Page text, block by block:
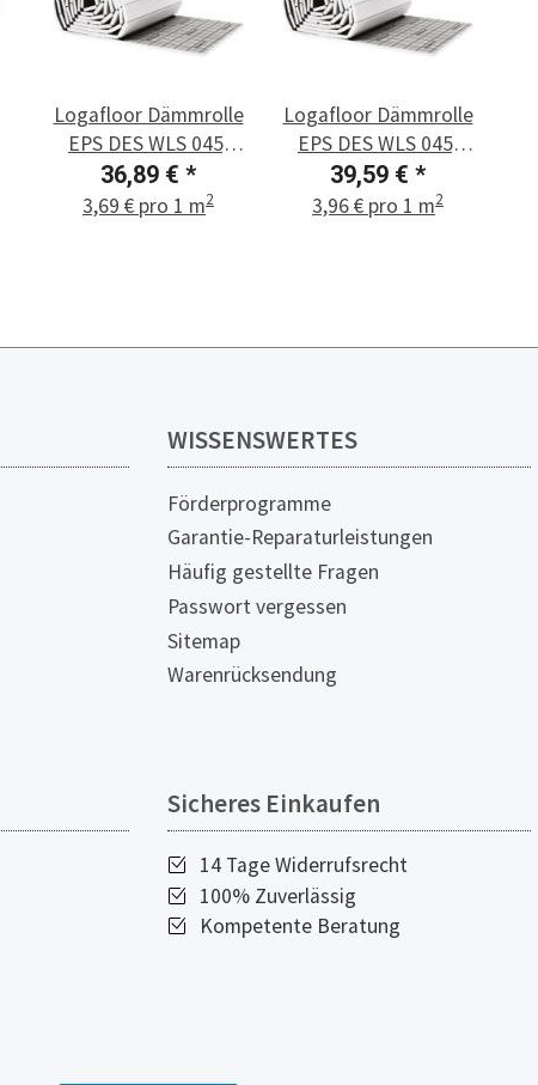
Logafloor Dämmrolle
EPS DES WLS 045,
20-2 (10 m²)
36,89 € *
3,69 € pro 1 m2
Logafloor Dämmrolle
EPS DES WLS 045,
30-3 (10 m²)
39,59 € *
3,96 € pro 1 m2
WISSENSWERTES
Förderprogramme
Garantie-Reparaturleistungen
Häufig gestellte Fragen
Passwort vergessen
Sitemap
Warenrücksendung
Sicheres Einkaufen
14 Tage Widerrufsrecht
100% Zuverlässig
Kompetente Beratung